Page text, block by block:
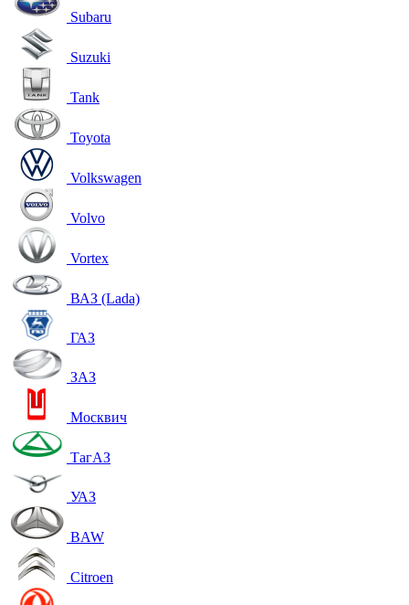
Subaru
Suzuki
Tank
Toyota
Volkswagen
Volvo
Vortex
ВАЗ (Lada)
ГАЗ
ЗАЗ
Москвич
ТагАЗ
УАЗ
BAW
Citroen